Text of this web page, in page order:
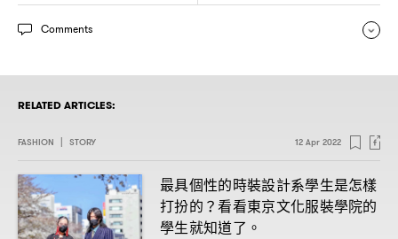
Comments
RELATED ARTICLES:
FASHION STORY 12 Apr 2022
最具個性的時裝設計系學生是怎樣
打扮的 ？看看東京文化服裝學院的
學生就知道了。